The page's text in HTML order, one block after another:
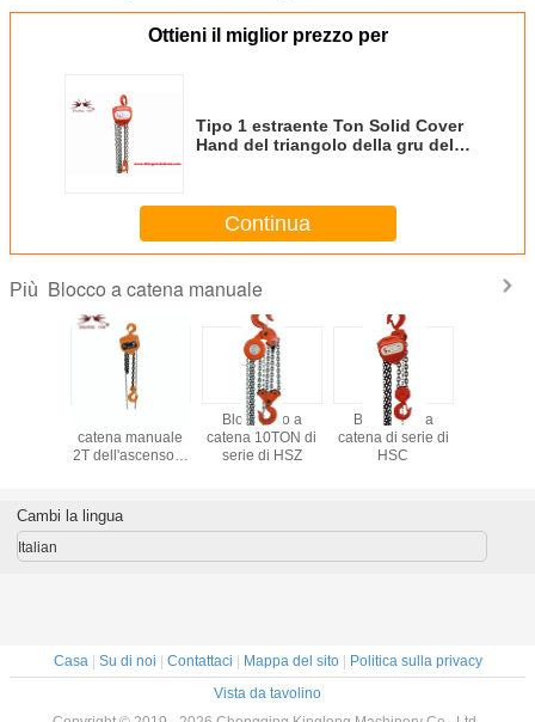
Ottieni il miglior prezzo per
Tipo 1 estraente Ton Solid Cover
Hand del triangolo della gru del
Continua
Più Blocco a catena manuale
la
di
di
qualità
catena manuale
2T dell'ascensore
tirata con la
catena di
Tedesco-qualità a
Blocchetto a
catena 10TON di
serie di HSZ
Blocchetto a
catena di serie di
HSC
Cambi la lingua
Italian
Casa| Su di noi Contattaci Mappa del sito|
Politica sulla privacy
Vista da tavolino